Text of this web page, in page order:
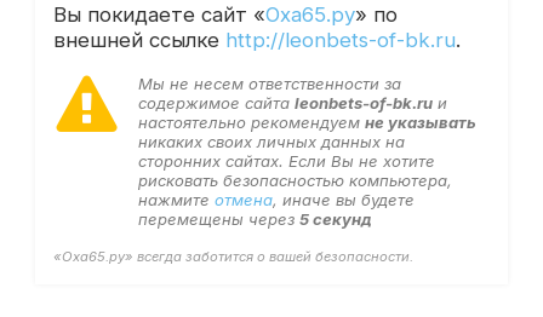
Вы покидаете сайт «Оха65.ру» по
внешней ссылке http://leonbets-of-bk.ru.
Мы не несем ответственности за
содержимое сайта leonbets-of-bk.ruи
настоятельно рекомендуем не указывать
никаких своих личных данных на
сторонних сайтах. Если Вы не хотите
рисковать безопасностью компьютера,
нажмите отмена, иначе вы будете
перемещены через 5секунд
«Оха65.ру» всегда заботится о вашей безопасности.